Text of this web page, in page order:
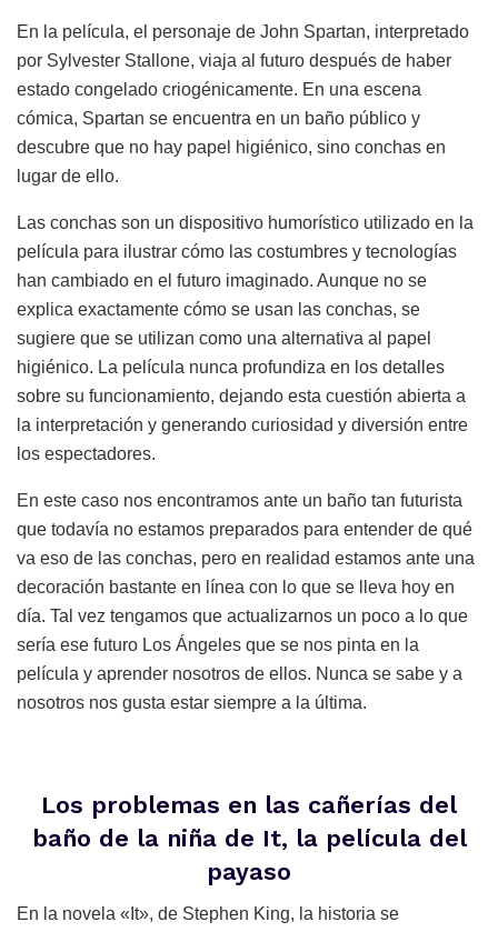
En la película, el personaje de John Spartan, interpretado
por Sylvester Stallone, viaja al futuro después de haber
estado congelado criogénicamente. En una escena
cómica, Spartan se encuentra en un baño público y
descubre que no hay papel higiénico, sino conchas en
lugar de ello.
Las conchas son un dispositivo humorístico utilizado en la
película para ilustrar cómo las costumbres y tecnologías
han cambiado en el futuro imaginado. Aunque no se
explica exactamente cómo se usan las conchas, se
sugiere que se utilizan como una alternativa al papel
higiénico. La película nunca profundiza en los detalles
sobre su funcionamiento, dejando esta cuestión abierta a
la interpretación y generando curiosidad y diversión entre
los espectadores.
En este caso nos encontramos ante un baño tan futurista
que todavía no estamos preparados para entender de qué
va eso de las conchas, pero en realidad estamos ante una
decoración bastante en línea con lo que se lleva hoy en
día. Tal vez tengamos que actualizarnos un poco a lo que
sería ese futuro Los Ángeles que se nos pinta en la
película y aprender nosotros de ellos. Nunca se sabe y a
nosotros nos gusta estar siempre a la última.
Los problemas en las cañerías del
baño de la niña de It, la película del
payaso
En la novela «It», de Stephen King, la historia se